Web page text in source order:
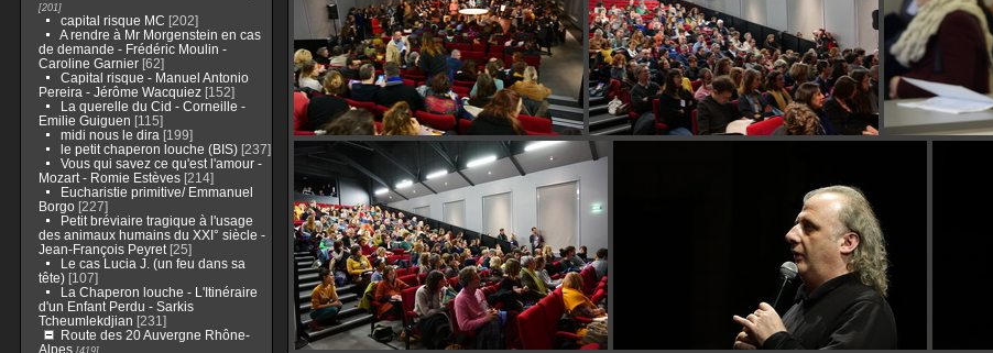
[201]
capital risque MC [202]
A rendre à Mr Morgenstein en cas
de demande - Frédéric Moulin -
Caroline Garnier[62]
Capital risque - Manuel Antonio
Pereira - Jérôme Wacquiez[152]
La querelle du Cid - Corneille -
Emilie Guiguen [115]
midi nous le dira [199]
le petit chaperon louche (BIS)[237]
Vous qui savez ce qu'est l'amour -
Mozart - Romie Estèves[214]
Eucharistie primitive/ Emmanuel
Borgo[227]
Petit bréviaire tragique à l'usage
des animaux humains du XXI° siècle -
Jean-François Peyret[25]
Le cas Lucia J. (un feu dans sa
tête)[107]
La Chaperon louche - L'Itinéraire
d'un Enfant Perdu - Sarkis
Tcheumlekdjian [231]
Route des 20 Auvergne Rhône-
Alpes[419]